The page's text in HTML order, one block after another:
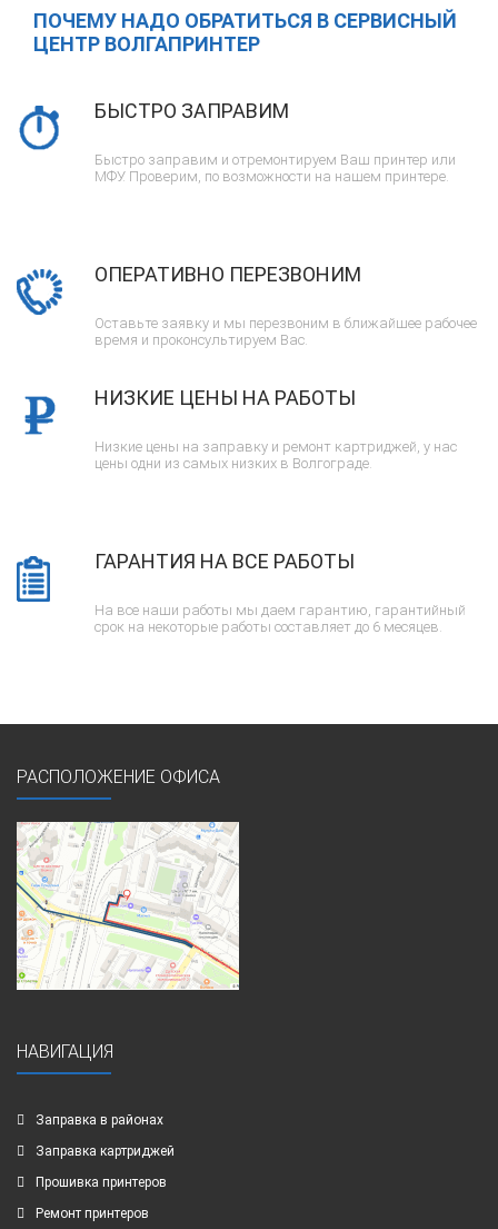
ПОЧЕМУ НАДО ОБРАТИТЬСЯ В СЕРВИСНЫЙ
ЦЕНТР ВОЛГАПРИНТЕР
БЫСТРО ЗАПРАВИМ
Быстро заправим и отремонтируем Ваш принтер или
МФУ. Проверим, по возможности на нашем принтере.
ОПЕРАТИВНО ПЕРЕЗВОНИМ
Оставьте заявку и мы перезвоним в ближайшее рабочее
время и проконсультируем Вас.
НИЗКИЕ ЦЕНЫ НА РАБОТЫ
Низкие цены на заправку и ремонт картриджей, у нас
цены одни из самых низких в Волгограде.
ГАРАНТИЯ НА ВСЕ РАБОТЫ
На все наши работы мы даем гарантию, гарантийный
срок на некоторые работы составляет до 6 месяцев.
РАСПОЛОЖЕНИЕ ОФИСА
НАВИГАЦИЯ
Заправка в районах
Заправка картриджей
Прошивка принтеров
Ремонт принтеров